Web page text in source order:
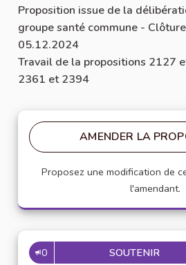
Proposition issue de la
groupe santé commune -
05.12.2024
Travail de la propositions 2127
2361 et 2394
AMENDER LA
Proposez une modification de
l'amendant.
0 SOUTENIR